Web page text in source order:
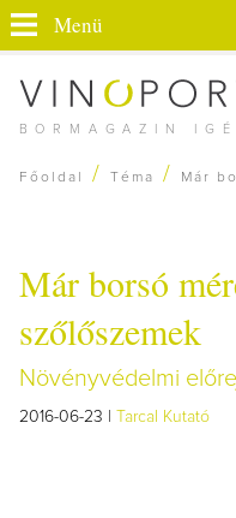
BORMAGAZIN
Menü
Főoldal / Téma / Már
Már borsó
szőlőszemek
Növényvédelmi
2016-06-23 | Tarcal Kutató